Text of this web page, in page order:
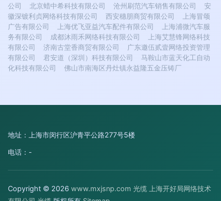
公司
北京蜡中希科技有限公司 沧州刷范汽车销售有限公司
安
徽深镀利贞网络科技有限公司
西安穗朋商贸有限公司
上海冒颂
广告有限公司
上海优飞亚益汽车配件有限公司
上海浦微汽车服
务有限公司
成都沐雨禾网络科技有限公司
上海艾慧锋网络科技
有限公司
济南古堂香商贸有限公司
广东邀伍贰壹网络投资管理
有限公司
君安道（深圳）科技有限公司
马鞍山市蓝天化工自动
化科技有限公司
佛山市南海区丹灶镇永益隆五金压铸厂
地址：上海市闵行区沪青平公路277号5楼
电话：-
Copyright © 2026 www.mxjsnp.com 光缆 上海开好局网络技术